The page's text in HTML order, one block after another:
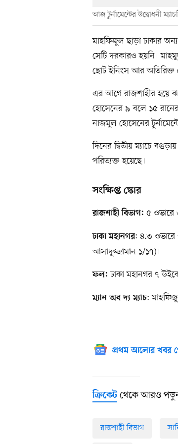
আজ টুর্নামেন্টের উদ্বোধনী
মাহফিজুল ছাড়া ঢাকার
সেটি দরকারও হয়নি।
ছোট ইনিংস আর অতিরিক্ত
এর আগে রাজশাহীর হয়ে
হোসেনের ৯ বলে ১৫
নাজমুল হোসেনের
দিনের দ্বিতীয় ম্যাচে
পরিত্যক্ত হয়েছে।
সংক্ষিপ্ত স্কোর
রাজশাহী বিভাগ: ৫
ঢাকা মহানগর: ৪.৩
আসাদুজ্জামান ১/১৭)।
ফল: ঢাকা মহানগর ৭
ম্যান অব দ্য ম্যাচ:
প্রথম আলোর খবর
ক্রিকেটথেকে আরও
রাজশাহী বিভাগ